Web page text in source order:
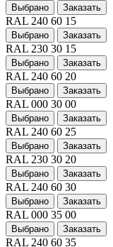
Выбрано Заказать
RAL 240 60 15
Выбрано Заказать
RAL 230 30 15
Выбрано Заказать
RAL 240 60 20
Выбрано Заказать
RAL 000 30 00
Выбрано Заказать
RAL 240 60 25
Выбрано Заказать
RAL 230 30 20
Выбрано Заказать
RAL 240 60 30
Выбрано Заказать
RAL 000 35 00
Выбрано Заказать
RAL 240 60 35